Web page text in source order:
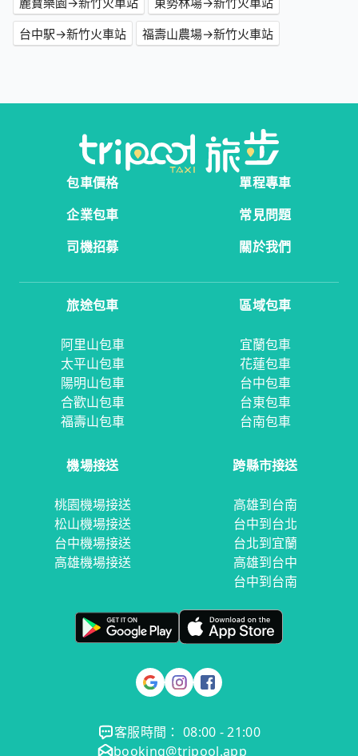
台中駅→新竹火車站
福壽山農場→新竹火車站
包車價格
單程專車
企業包車
常見問題
司機招募
關於我們
旅途包車
阿里山包車
太平山包車
陽明山包車
合歡山包車
福壽山包車
區域包車
宜蘭包車
花蓮包車
台中包車
台東包車
台南包車
機場接送
桃園機場接送
松山機場接送
台中機場接送
高雄機場接送
跨縣市接送
高雄到台南
台中到台北
台北到宜蘭
高雄到台中
台中到台南
客服時間： 08:00 - 21:00
booking@tripool.app